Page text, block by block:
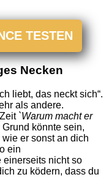
TESTEN
Necken
liebt, das neckt sich“.
als andere.
`Warum macht er
könnte sein,
er sonst an dich
ein
einerseits nicht so
zu ködern, dass du